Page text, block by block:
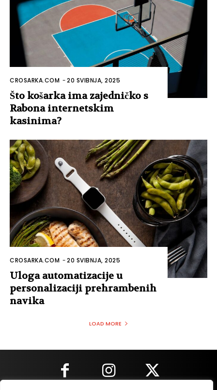
CROSARKA.COM -20 SVIBNJA, 2025
Što košarka ima zajedničko s
Rabona internetskim
kasinima?
CROSARKA.COM -20 SVIBNJA, 2025
Uloga automatizacije u
personalizaciji prehrambenih
navika
LOAD MORE